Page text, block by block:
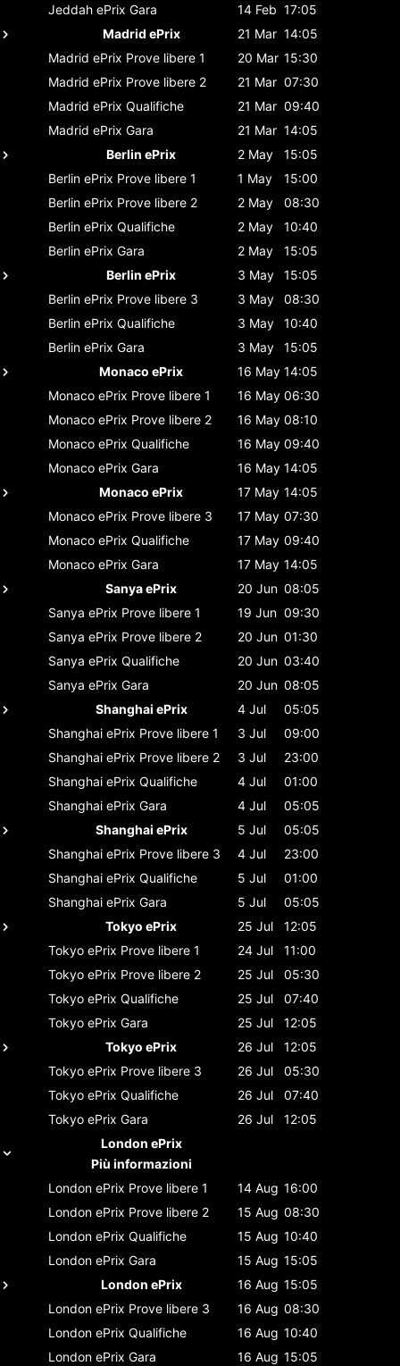
Jeddah ePrix Gara 14 Feb 17:05
Madrid ePrix
21 Mar 14:05
Madrid ePrix Prove libere 1 20 Mar 15:30
Madrid ePrix Prove libere 2 21 Mar 07:30
Madrid ePrix Qualifiche 21 Mar 09:40
Madrid ePrix Gara 21 Mar 14:05
Berlin ePrix
2 May
15:05
Berlin ePrix Prove libere 1 1 May
15:00
Berlin ePrix Prove libere 2 2 May
08:30
Berlin ePrix Qualifiche 2 May
10:40
Berlin ePrix Gara 2 May
15:05
Berlin ePrix
3 May
15:05
Berlin ePrix Prove libere 3 3 May
08:30
Berlin ePrix Qualifiche 3 May
10:40
Berlin ePrix Gara 3 May
15:05
Monaco ePrix
16 May 14:05
Monaco ePrix Prove libere 1 16 May 06:30
Monaco ePrix Prove libere 2 16 May 08:10
Monaco ePrix Qualifiche 16 May 09:40
Monaco ePrix Gara 16 May 14:05
Monaco ePrix
17 May 14:05
Monaco ePrix Prove libere 3 17 May 07:30
Monaco ePrix Qualifiche 17 May 09:40
Monaco ePrix Gara 17 May 14:05
Sanya ePrix
20 Jun 08:05
Sanya ePrix Prove libere 1 19 Jun 09:30
Sanya ePrix Prove libere 2 20 Jun 01:30
Sanya ePrix Qualifiche 20 Jun 03:40
Sanya ePrix Gara 20 Jun 08:05
Shanghai ePrix
4 Jul
05:05
Shanghai ePrix Prove libere 1 3 Jul
09:00
Shanghai ePrix Prove libere 2 3 Jul
23:00
Shanghai ePrix Qualifiche 4 Jul
01:00
Shanghai ePrix Gara 4 Jul
05:05
Shanghai ePrix
5 Jul
05:05
Shanghai ePrix Prove libere 3 4 Jul
23:00
Shanghai ePrix Qualifiche 5 Jul
01:00
Shanghai ePrix Gara 5 Jul
05:05
Tokyo ePrix
25 Jul
12:05
Tokyo ePrix Prove libere 1 24 Jul
11:00
Tokyo ePrix Prove libere 2 25 Jul
05:30
Tokyo ePrix Qualifiche 25 Jul
07:40
Tokyo ePrix Gara 25 Jul
12:05
Tokyo ePrix
26 Jul
12:05
Tokyo ePrix Prove libere 3 26 Jul
05:30
Tokyo ePrix Qualifiche 26 Jul
07:40
Tokyo ePrix Gara 26 Jul
12:05
London ePrix
Più informazioni
London ePrix Prove libere 1 14 Aug 16:00
London ePrix Prove libere 2 15 Aug 08:30
London ePrix Qualifiche 15 Aug 10:40
London ePrix Gara 15 Aug 15:05
London ePrix
16 Aug 15:05
London ePrix Prove libere 3 16 Aug 08:30
London ePrix Qualifiche 16 Aug 10:40
London ePrix Gara 16 Aug 15:05